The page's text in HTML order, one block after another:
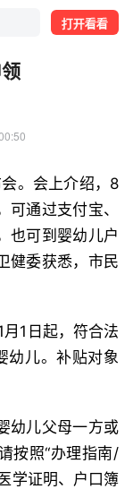
打开看看
。会上介绍，8
通过支付宝、
也可到婴幼儿户
健委获悉，市民
1日起，符合法
幼儿。补贴对象
儿父母一方或
按照“办理指南/
学证明、户口簿